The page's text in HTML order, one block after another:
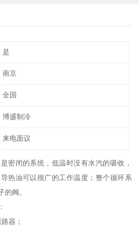
是
南京
全国
博盛制冷
来电面议
密闭的系统，低温时没有水汽的吸收，
热油可以很广的工作温度；整个循环系
的阀。
器；